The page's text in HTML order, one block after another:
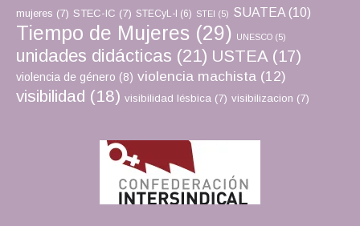
mujeres (7) STEC-IC (7) STECyL-I (6) STEI (5) SUATEA (10)
Tiempo de Mujeres (29) UNESCO (5)
unidades didácticas (21) USTEA (17)
violencia de género (8) violencia machista (12)
visibilidad (18) visibilidad lésbica (7) visibilizacion (7)